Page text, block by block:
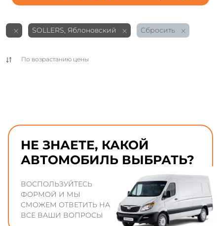
SOLLERS, Яблоновский Сбросить
По возрастанию цены
НЕ ЗНАЕТЕ, КАКОЙ
АВТОМОБИЛЬ ВЫБРАТЬ?
ВОСПОЛЬЗУЙТЕСЬ
ФОРМОЙ И МЫ
СМОЖЕМ ОТВЕТИТЬ НА
ВСЕ ВАШИ ВОПРОСЫ